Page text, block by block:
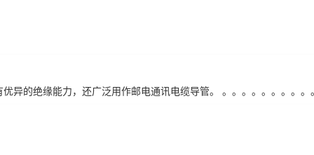
优异的绝缘能力，还广泛用作邮电通讯电缆导管。 。。。。。。。。。